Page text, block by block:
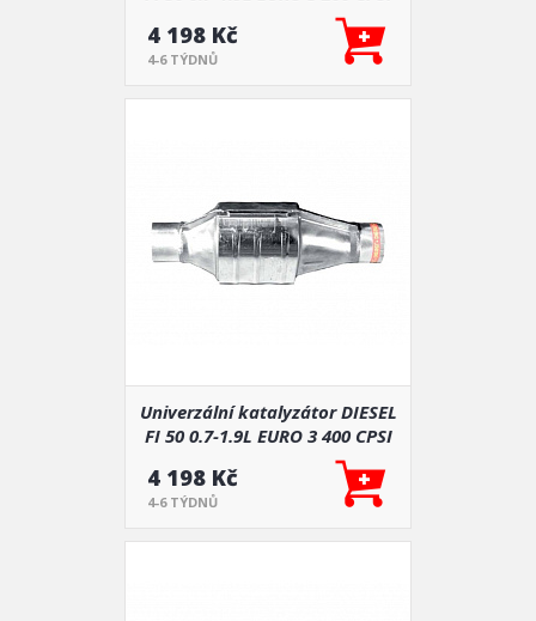
4 198 Kč
4-6 TÝDNŮ
Univerzální katalyzátor DIESEL
FI 50 0.7-1.9L EURO 3 400 CPSI
4 198 Kč
4-6 TÝDNŮ